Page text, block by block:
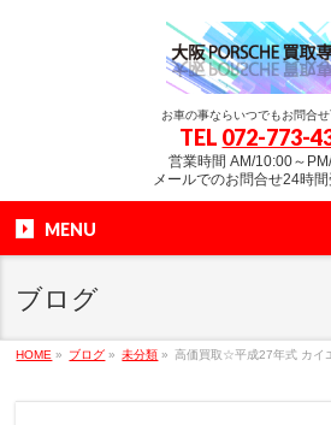
お車の事ならいつでもお問合せ
TEL 072-773-
営業時間 AM/10:00～
メールでのお問合せ24時間
MENU
ブログ
HOME » ブログ » 未分類 » 高価買取☆平成27年式 カイ